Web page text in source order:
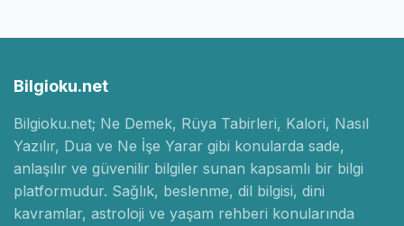
Bilgioku.net
Bilgioku.net; Ne Demek, Rüya Tabirleri, Kalori, Nasıl
Yazılır, Dua ve Ne İşe Yarar gibi konularda sade,
anlaşılır ve güvenilir bilgiler sunan kapsamlı bir bilgi
platformudur. Sağlık, beslenme, dil bilgisi, dini
kavramlar, astroloji ve yaşam rehberi konularında